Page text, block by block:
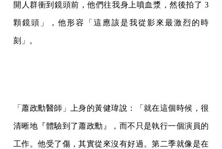
開人群衝到鏡頭前，他們往我身上噴血漿，然後拍了 3
顆鏡頭」，他形容「這應該是我從影來最激烈的時
刻」。
「蕭政勳醫師」上身的黃健瑋說：「就在這個時候，很
清晰地『體驗到了蕭政勳』，而不只是執行一個演員的
工作。他受了傷，其實從來沒有好過。第二季就像是在